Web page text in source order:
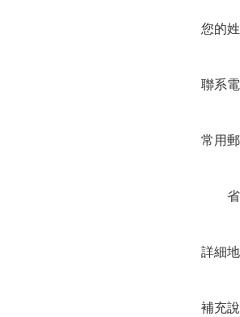
您的
聯系
常用
詳細
補充